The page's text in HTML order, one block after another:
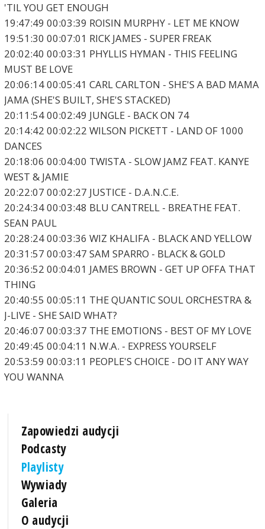
'TIL YOU GET ENOUGH
19:47:49 00:03:39 ROISIN MURPHY - LET ME KNOW
19:51:30 00:07:01 RICK JAMES - SUPER FREAK
20:02:40 00:03:31 PHYLLIS HYMAN - THIS FEELING
MUST BE LOVE
20:06:14 00:05:41 CARL CARLTON - SHE'S A BAD MAMA
JAMA (SHE'S BUILT, SHE'S STACKED)
20:11:54 00:02:49 JUNGLE - BACK ON 74
20:14:42 00:02:22 WILSON PICKETT - LAND OF 1000
DANCES
20:18:06 00:04:00 TWISTA - SLOW JAMZ FEAT. KANYE
WEST & JAMIE
20:22:07 00:02:27 JUSTICE - D.A.N.C.E.
20:24:34 00:03:48 BLU CANTRELL - BREATHE FEAT.
SEAN PAUL
20:28:24 00:03:36 WIZ KHALIFA - BLACK AND YELLOW
20:31:57 00:03:47 SAM SPARRO - BLACK & GOLD
20:36:52 00:04:01 JAMES BROWN - GET UP OFFA THAT
THING
20:40:55 00:05:11 THE QUANTIC SOUL ORCHESTRA &
J-LIVE - SHE SAID WHAT?
20:46:07 00:03:37 THE EMOTIONS - BEST OF MY LOVE
20:49:45 00:04:11 N.W.A. - EXPRESS YOURSELF
20:53:59 00:03:11 PEOPLE'S CHOICE - DO IT ANY WAY
YOU WANNA
Zapowiedzi audycji
Podcasty
Playlisty
Wywiady
Galeria
O audycji